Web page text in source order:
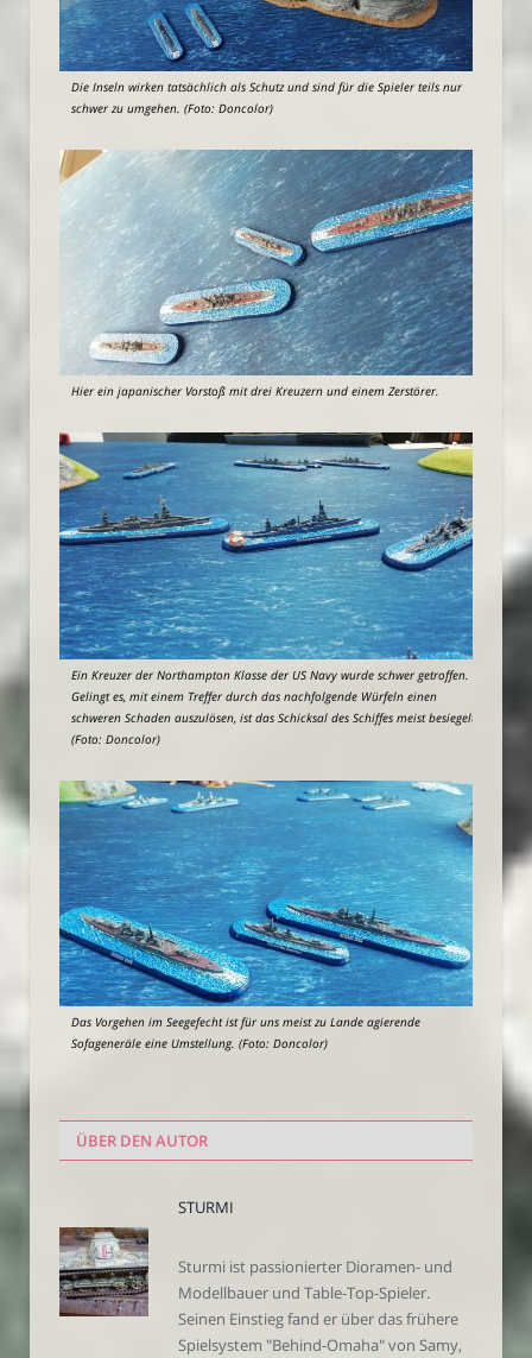
Die Inseln wirken tatsächlich als Schutz und sind für die Spieler teils nur
schwer zu umgehen. (Foto: Doncolor)
Hier ein japanischer Vorstoß mit drei Kreuzern und einem Zerstörer.
Ein Kreuzer der Northampton Klasse der US Navy wurde schwer getroffen.
Gelingt es, mit einem Treffer durch das nachfolgende Würfeln einen
schweren Schaden auszulösen, ist das Schicksal des Schiffes meist besiegelt.
(Foto: Doncolor)
Das Vorgehen im Seegefecht ist für uns meist zu Lande agierende
Sofageneräle eine Umstellung. (Foto: Doncolor)
ÜBER DEN AUTOR
STURMI
Sturmi ist passionierter Dioramen- und
Modellbauer und Table-Top-Spieler.
Seinen Einstieg fand er über das frühere
Spielsystem "Behind-Omaha" von Samy,